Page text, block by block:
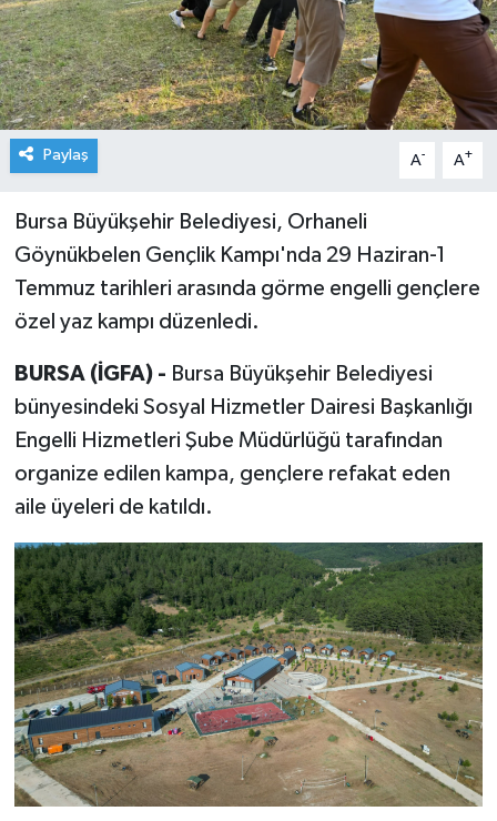
Paylaş A- A+
Bursa Büyükşehir Belediyesi, Orhaneli
Göynükbelen Gençlik Kampı'nda 29 Haziran-1
Temmuz tarihleri arasında görme engelli gençlere
özel yaz kampı düzenledi.
BURSA (İGFA) - Bursa Büyükşehir Belediyesi
bünyesindeki Sosyal Hizmetler Dairesi Başkanlığı
Engelli Hizmetleri Şube Müdürlüğü tarafından
organize edilen kampa, gençlere refakat eden
aile üyeleri de katıldı.